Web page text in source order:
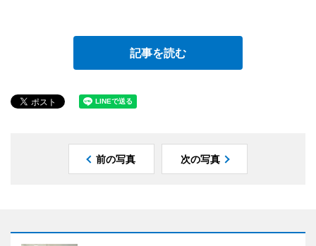
記事を読む
前の写真 次の写真